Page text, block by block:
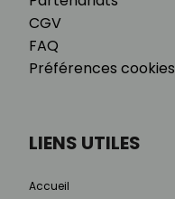
CGV
FAQ
Préférences cookies
LIENS UTILES
Accueil